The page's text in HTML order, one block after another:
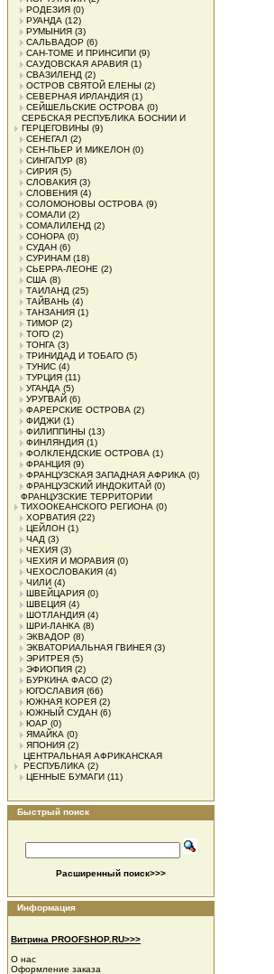
РОДЕЗИЯ (0)
РУАНДА (12)
РУМЫНИЯ (3)
САЛЬВАДОР (6)
САН-ТОМЕ И ПРИНСИПИ (9)
САУДОВСКАЯ АРАВИЯ (1)
СВАЗИЛЕНД (2)
ОСТРОВ СВЯТОЙ ЕЛЕНЫ (2)
СЕВЕРНАЯ ИРЛАНДИЯ (1)
СЕЙШЕЛЬСКИЕ ОСТРОВА (0)
СЕРБСКАЯ РЕСПУБЛИКА БОСНИИ И
ГЕРЦЕГОВИНЫ (9)
СЕНЕГАЛ (2)
СЕН-ПЬЕР И МИКЕЛОН (0)
СИНГАПУР (8)
СИРИЯ (5)
СЛОВАКИЯ (3)
СЛОВЕНИЯ (4)
СОЛОМОНОВЫ ОСТРОВА (9)
СОМАЛИ (2)
СОМАЛИЛЕНД (2)
СОНОРА (0)
СУДАН (6)
СУРИНАМ (18)
СЬЕРРА-ЛЕОНЕ (2)
США (8)
ТАИЛАНД (25)
ТАЙВАНЬ (4)
ТАНЗАНИЯ (1)
ТИМОР (2)
ТОГО (2)
ТОНГА (3)
ТРИНИДАД И ТОБАГО (5)
ТУНИС (4)
ТУРЦИЯ (11)
УГАНДА (5)
УРУГВАЙ (6)
ФАРЕРСКИЕ ОСТРОВА (2)
ФИДЖИ (1)
ФИЛИППИНЫ (13)
ФИНЛЯНДИЯ (1)
ФОЛКЛЕНДСКИЕ ОСТРОВА (1)
ФРАНЦИЯ (9)
ФРАНЦУЗСКАЯ ЗАПАДНАЯ АФРИКА (0)
ФРАНЦУЗСКИЙ ИНДОКИТАЙ (0)
ФРАНЦУЗСКИЕ ТЕРРИТОРИИ
ТИХООКЕАНСКОГО РЕГИОНА (0)
ХОРВАТИЯ (22)
ЦЕЙЛОН (1)
ЧАД (3)
ЧЕХИЯ (3)
ЧЕХИЯ И МОРАВИЯ (0)
ЧЕХОСЛОВАКИЯ (4)
ЧИЛИ (4)
ШВЕЙЦАРИЯ (0)
ШВЕЦИЯ (4)
ШОТЛАНДИЯ (4)
ШРИ-ЛАНКА (8)
ЭКВАДОР (8)
ЭКВАТОРИАЛЬНАЯ ГВИНЕЯ (3)
ЭРИТРЕЯ (5)
ЭФИОПИЯ (2)
БУРКИНА ФАСО (2)
ЮГОСЛАВИЯ (66)
ЮЖНАЯ КОРЕЯ (2)
ЮЖНЫЙ СУДАН (6)
ЮАР (0)
ЯМАЙКА (0)
ЯПОНИЯ (2)
ЦЕНТРАЛЬНАЯ АФРИКАНСКАЯ
РЕСПУБЛИКА (2)
ЦЕННЫЕ БУМАГИ (11)
Быстрый поиск
Расширенный поиск>>>
Информация
Витрина PROOFSHOP.RU>>>
О нас
Оформление заказа